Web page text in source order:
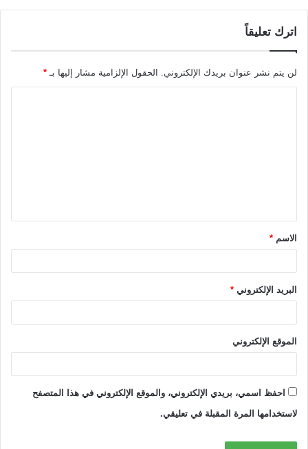
اترك تعليقاً
لن يتم نشر عنوان بريدك الإلكتروني. الحقول الإلزامية مشار إليها بـ *
ق
*الاسم *
البريد الإلكتروني *
الموقع الإلكتروني
احفظ اسمي، بريدي الإلكتروني، والموقع الإلكتروني في هذا المتصفح
لاستخدامها المرة المقبلة في تعليقي.